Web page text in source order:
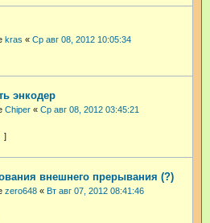
kras « Ср авг 08, 2012 10:05:34
энкодер
Chiper « Ср авг 08, 2012 03:45:21
внешнего прерывания (?)
zero648 « Вт авг 07, 2012 08:41:46